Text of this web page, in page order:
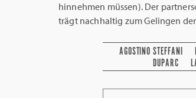
hinnehmen müssen). Der
trägt nachhaltig zum Gelingen
AGOSTINO STEFFANI
DUPARC